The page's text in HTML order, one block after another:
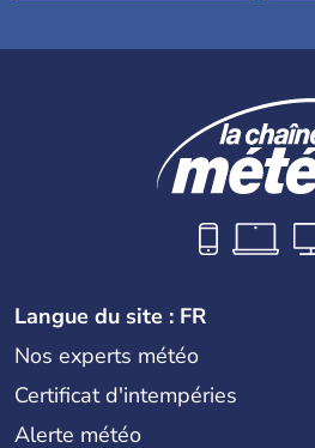
Langue du site : FR
Nos experts météo
Certificat d'intempéries
Alerte météo